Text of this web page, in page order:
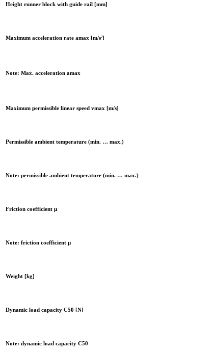
Height runner block with guide rail [mm]
Maximum acceleration rate amax [m/s²]
Note: Max. acceleration amax
Maximum permissible linear speed vmax [m/s]
Permissible ambient temperature (min. … max.)
Note: permissible ambient temperature (min. … max.)
Friction coefficient μ
Note: friction coefficient μ
Weight [kg]
Dynamic load capacity C50 [N]
Note: dynamic load capacity C50